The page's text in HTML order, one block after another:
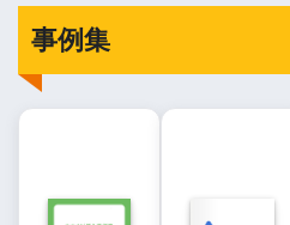
事例集